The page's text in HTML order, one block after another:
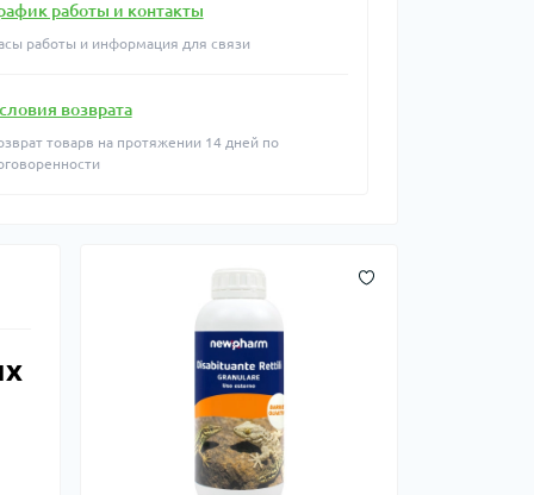
работы и контакты
работы и информация для связи
возврата
товарв на протяжении 14 дней по